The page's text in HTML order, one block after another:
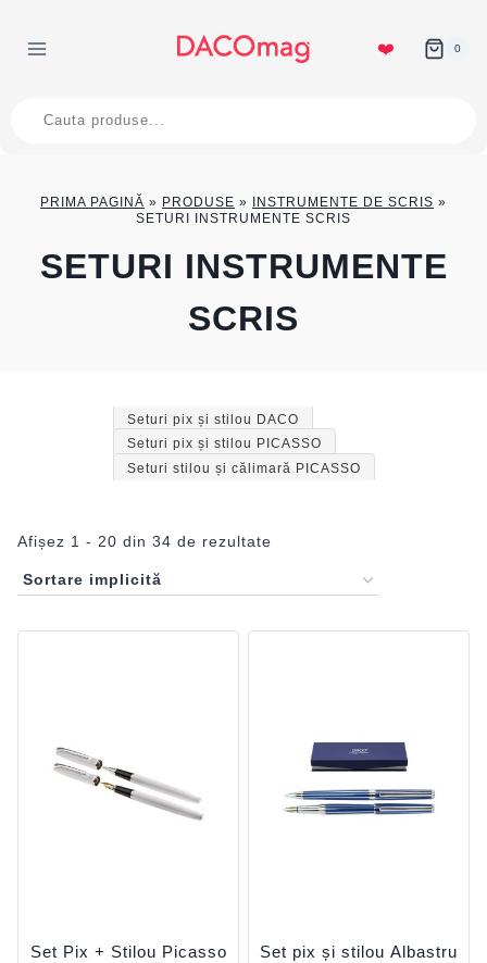
content
❤️ 0
search
PRIMA PAGINĂ » PRODUSE » INSTRUMENTE DE SCRIS »
SETURI INSTRUMENTE SCRIS
SETURI INSTRUMENTE
SCRIS
Afișez 1 - 20 din 34 de rezultate
Set Pix + Stilou Picasso
Set pix și stilou Albastru
Seturi pix și stilou DACO
Seturi pix și stilou PICASSO
Seturi stilou și călimară PICASSO